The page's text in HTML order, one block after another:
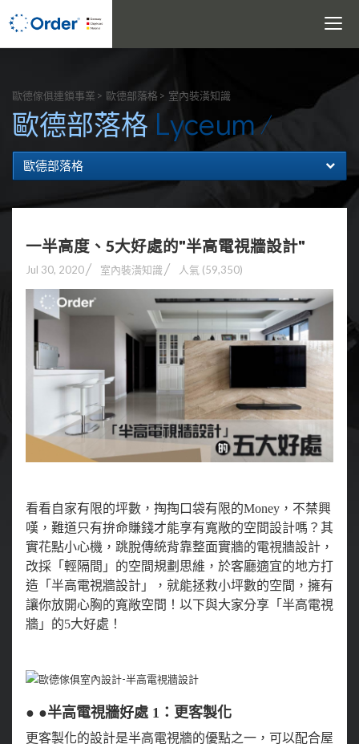
Toggle
歐德傢俱連鎖事業 歐德部落格 室內裝潢知識
歐德部落格 Lyceum
歐德部落格
一半高度、5大好處的"半高電視牆設計"
Jul 30, 2020 室內裝潢知識 人氣 (59,350)
看看自家有限的坪數，掏掏口袋有限的Money，不禁興
嘆，難道只有拚命賺錢才能享有寬敞的空間設計嗎？其
實花點小心機，跳脫傳統背靠整面實牆的電視牆設計，
改採「輕隔間」的空間規劃思維，於客廳適宜的地方打
造「半高電視牆設計」，就能拯救小坪數的空間，擁有
讓你放開心胸的寬敞空間！以下與大家分享「半高電視
牆」的5大好處！
● ●半高電視牆好處 1：更客製化
更客製化的設計是半高電視牆的優點之一，可以配合屋